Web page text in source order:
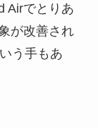
Airでとりあ
が改善され
う手もあ